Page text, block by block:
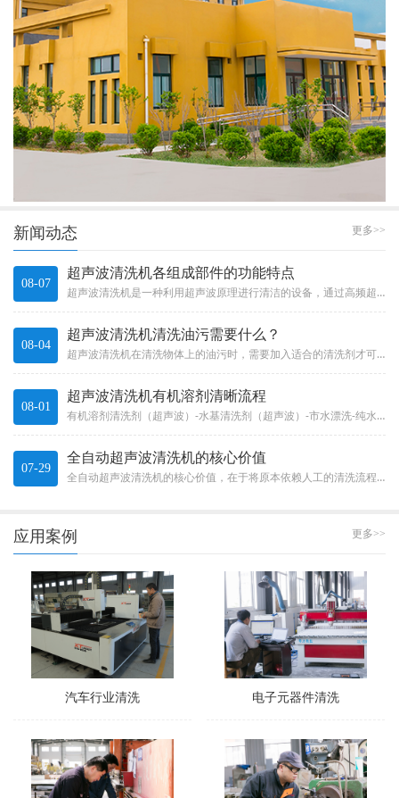
更多>>
新闻动态
08-07
超声波清洗机各组成部件的功能特点
超声波清洗机是一种利用超声波原理进行清洁的设备，通过高频超声波振动产生的微小气泡在液体中爆破，产生冲击力和吸力，能够清...
08-04
超声波清洗机清洗油污需要什么？
超声波清洗机在清洗物体上的油污时，需要加入适合的清洗剂才可以发挥超声波清洗机更好的清洗作用。那么一般需要什么样的清洗剂...
08-01
超声波清洗机有机溶剂清晰流程
有机溶剂清洗剂（超声波）-水基清洗剂（超声波）-市水漂洗-纯水漂洗-IPA（异丙醇）脱水-IPA慢拉干燥。Organi...
07-29
全自动超声波清洗机的核心价值
全自动超声波清洗机的核心价值，在于将原本依赖人工的清洗流程有效自动化。它不只是“加了个机械手”那么简单，而是一整套系统...
更多>>
应用案例
汽车行业清洗 电子元器件清洗